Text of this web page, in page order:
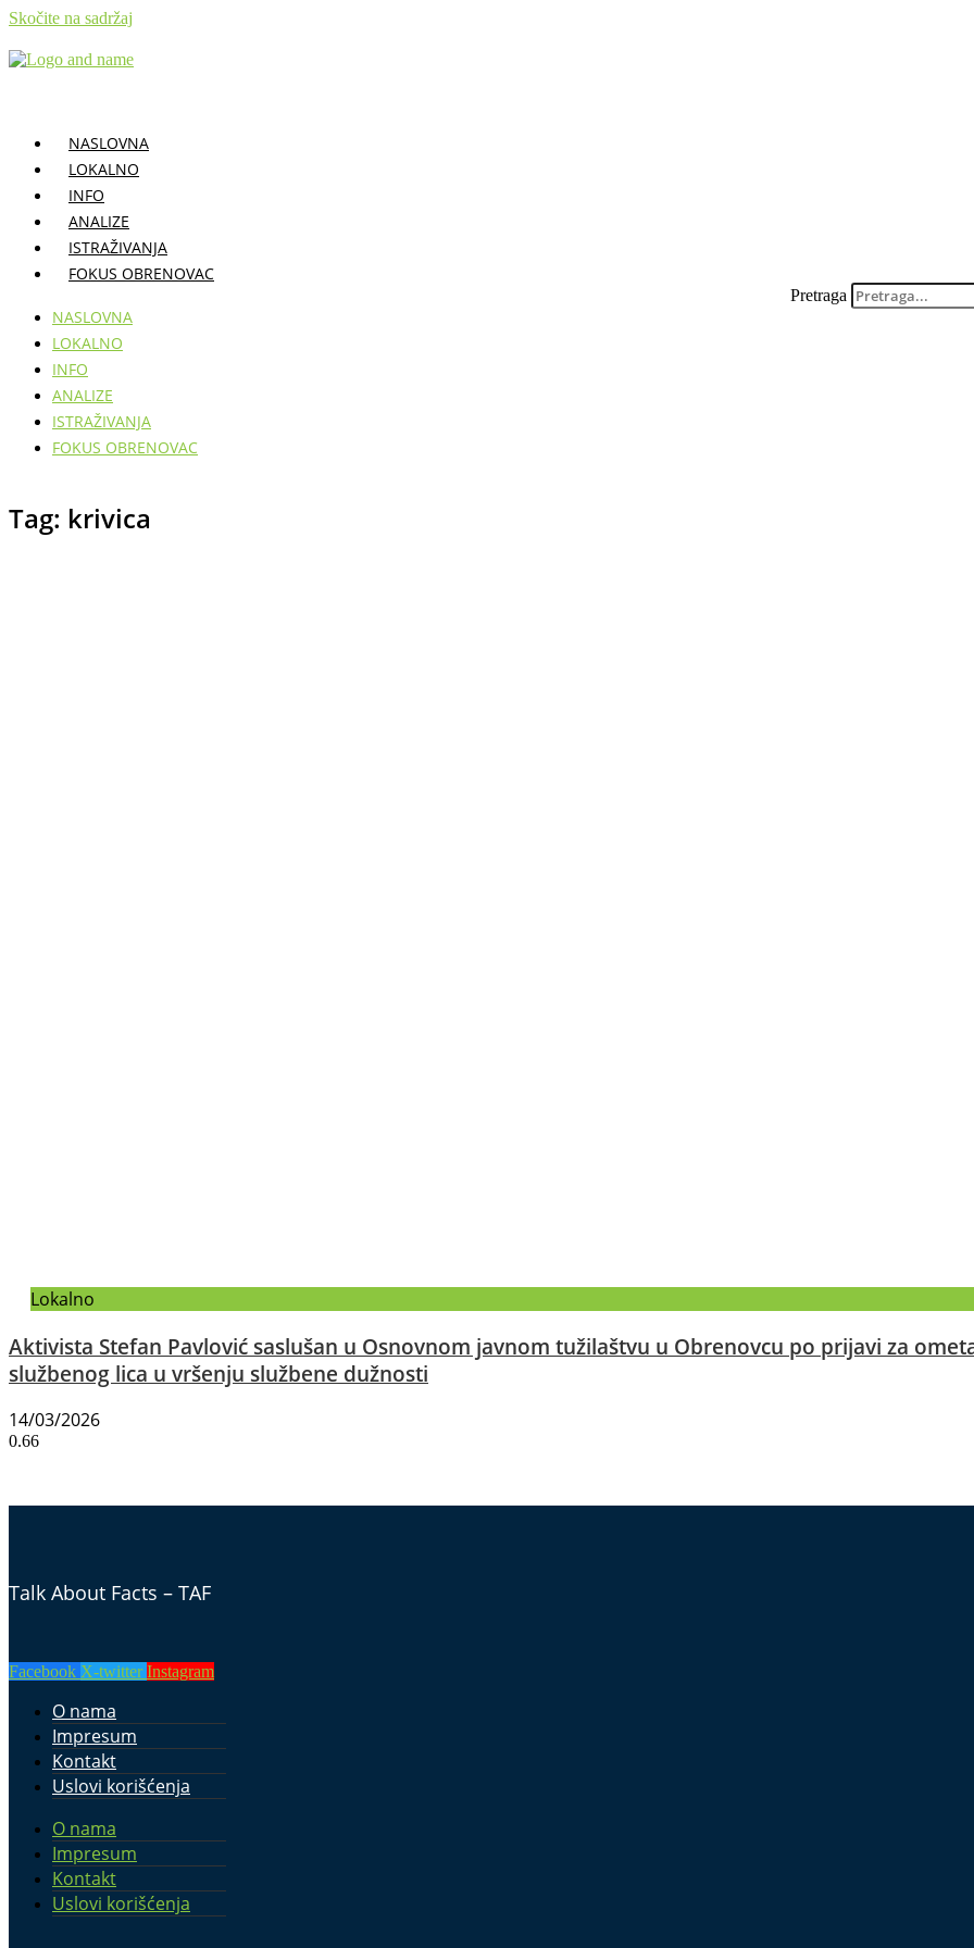
Skočite na sadržaj
NASLOVNA
LOKALNO
INFO
ANALIZE
ISTRAŽIVANJA
FOKUS OBRENOVAC
NASLOVNA
LOKALNO
INFO
ANALIZE
ISTRAŽIVANJA
FOKUS OBRENOVAC
Pretraga
Tag: krivica
Lokalno
Aktivista Stefan Pavlović saslušan u Osnovnom javnom tužilaštvu u Obrenovcu po prijavi za
službenog lica u vršenju službene dužnosti
14/03/2026
Talk About Facts – TAF
Facebook X-twitter Instagram
O nama
Impresum
Kontakt
Uslovi korišćenja
O nama
Impresum
Kontakt
Uslovi korišćenja